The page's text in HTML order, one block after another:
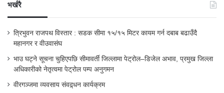
भर्खरै
त्रिभुवन राजपथ विस्तार : सडक सीमा १५/१५ मिटर कायम गर्न दबाब बढाउँदै
महानगर र वीउवासंघ
भाउ घट्ने सूचना चुहिएपछि सीमावर्ती जिल्लामा पेट्रोल–डिजेल अभाव, प्रमुख जिल्ला
अधिकारीको नेतृत्वमा पेट्रोल पम्प अनुगमन
वीरगञ्जमा व्यवसाय संवद्र्धन कार्यक्रम